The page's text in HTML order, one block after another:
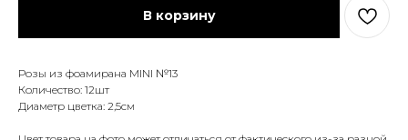
В корзину
Розы из фоамирана MINI №13
Количество: 12шт
Диаметр цветка: 2,5см